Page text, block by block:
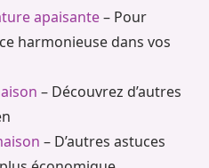
apaisante– Pour
harmonieuse dans vos
– Découvrez d’autres
– D’autres astuces